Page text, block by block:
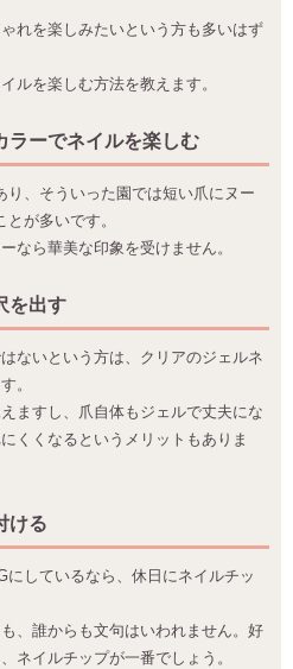
れを楽しみたいという方も多いはず
ルを楽しむ方法を教えます。
ラーでネイルを楽しむ
り、そういった園では短い爪にヌー
が多いです。
なら華美な印象を受けません。
を出す
ないという方は、クリアのジェルネ
。
ますし、爪自体もジェルで丈夫にな
くくなるというメリットもありま
ける
しているなら、休日にネイルチッ
、誰からも文句はいわれません。好
ネイルチップが一番でしょう。